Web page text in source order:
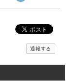
通報する